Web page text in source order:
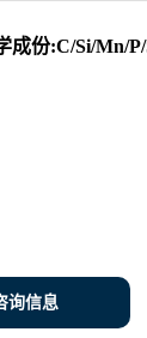
成份:C/Si/Mn/
询信息